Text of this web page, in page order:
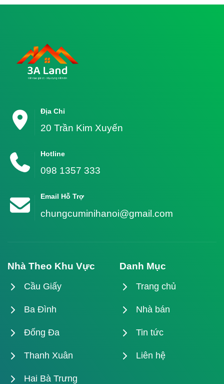
Địa Chỉ
20 Trần Kim Xuyến
Hotline
098 1357 333
Email Hỗ Trợ
chungcuminihanoi@gmail.com
Nhà Theo Khu Vực
Cầu Giấy
Ba Đình
Đống Đa
Thanh Xuân
Hai Bà Trưng
Danh Mục
Trang chủ
Nhà bán
Tin tức
Liên hệ